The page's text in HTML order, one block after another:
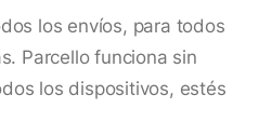
los envíos, para todos
Parcello funciona sin
los dispositivos, estés